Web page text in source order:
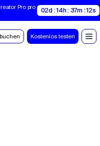
Pro pro
02d : 14h : 37m : 11s
Kostenlos testen